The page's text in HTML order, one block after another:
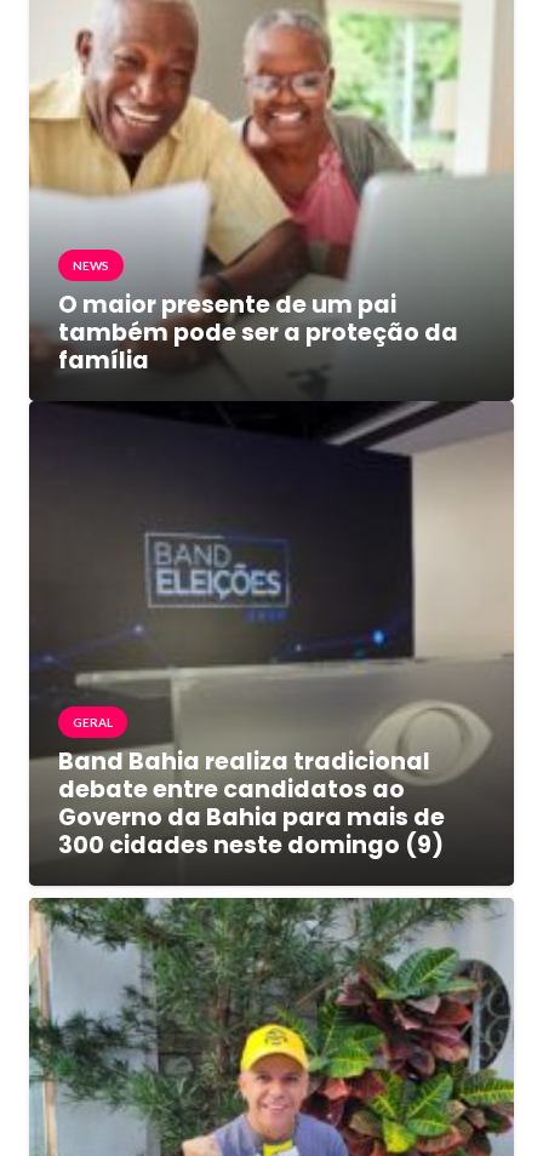
NEWS
O maior presente de um pai
também pode ser a proteção da
família
GERAL
Band Bahia realiza tradicional
debate entre candidatos ao
Governo da Bahia para mais de
300 cidades neste domingo (9)